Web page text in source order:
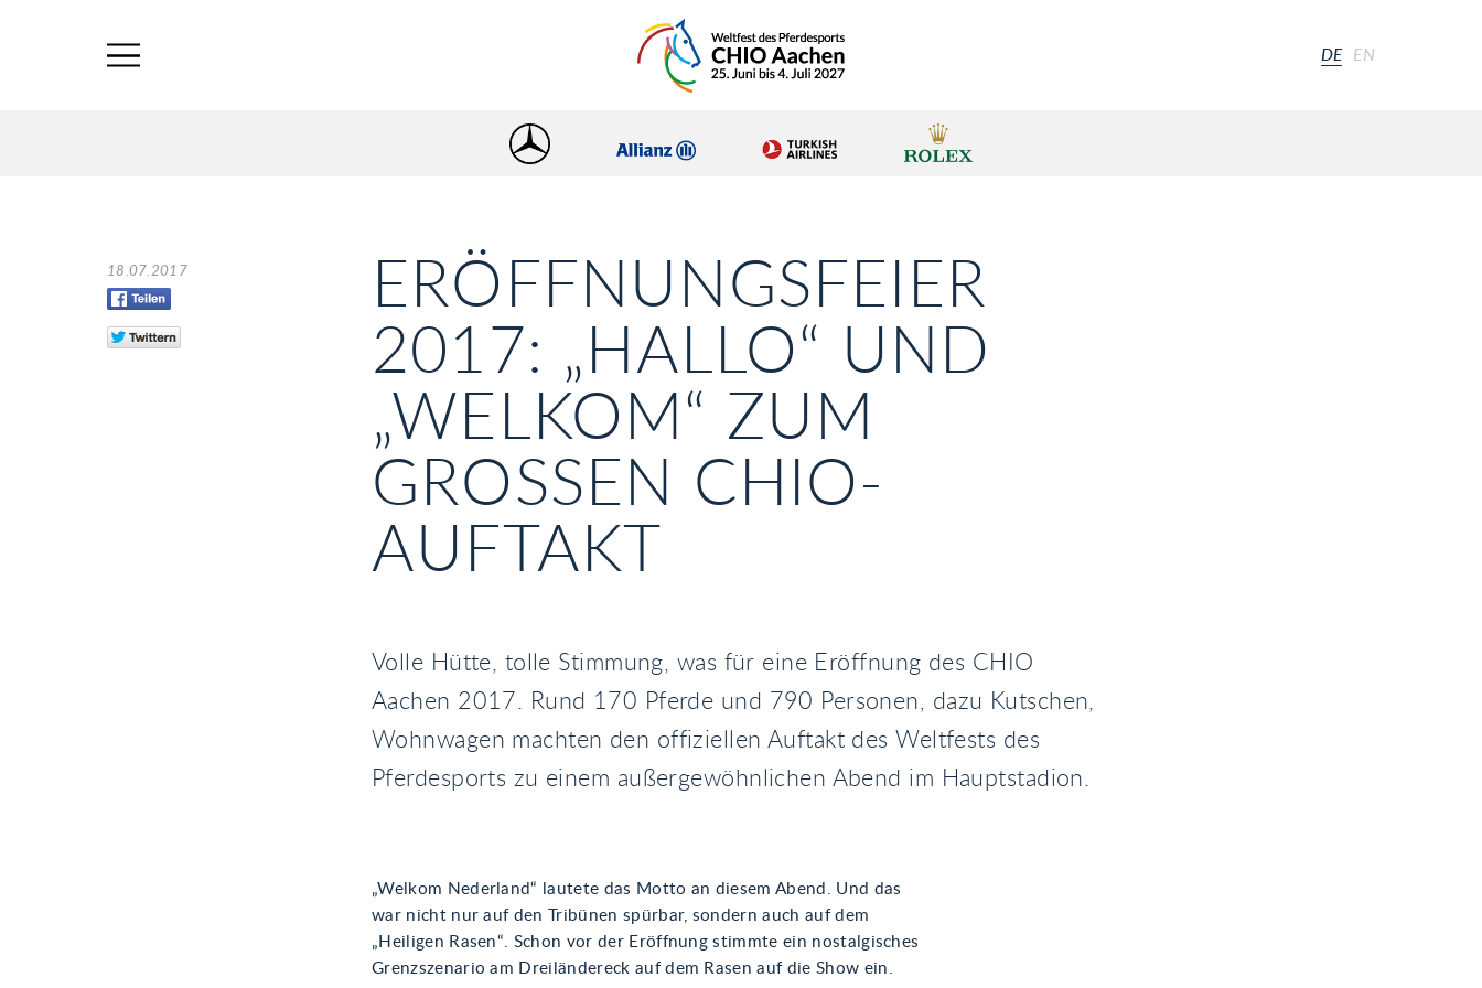
DE EN
18.07.2017
ERÖFFNUNGSFEIER
2017: „HALLO“ UND
„WELKOM“ ZUM
GROSSEN CHIO-A
UFTAKT
Volle Hütte, tolle Stimmung, was für eine Eröffnung des CHIO
Aachen 2017. Rund 170 Pferde und 790 Personen, dazu Kutschen,
Wohnwagen machten den offiziellen Auftakt des Weltfests des
Pferdesports zu einem außergewöhnlichen Abend im Hauptstadion.
„Welkom Nederland“ lautete das Motto an diesem Abend. Und das
war nicht nur auf den Tribünen spürbar, sondern auch auf dem
„Heiligen Rasen“. Schon vor der Eröffnung stimmte ein nostalgisches
Grenzszenario am Dreiländereck auf dem Rasen auf die Show ein.